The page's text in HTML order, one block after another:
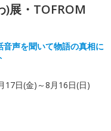
)展・TOFROM
声を聞いて物語の真相に
17日(金)～8月16日(日)